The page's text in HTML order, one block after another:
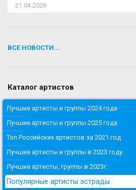
21.04.2026
ВСЕ НОВОСТИ...
Каталог артистов
Лучшие артисты и группы 2024 года
Лучшие артисты и группы 2025 года
Топ Российских артистов за 2021 год
Лучшие артисты и группы в 2023 году.
Лучшие артисты, группы в 2023г.
Популярные артисты эстрады